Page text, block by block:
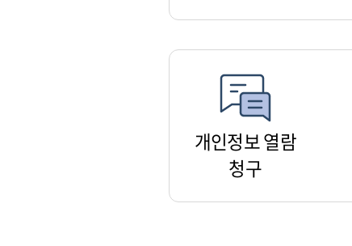
개인정보 열람
청구